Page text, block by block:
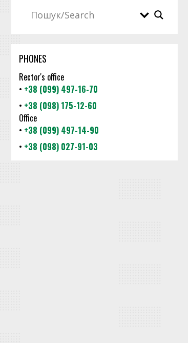
PHONES
Rector's office
• +38 (099) 497-16-70
• +38 (098) 175-12-60
Office
• +38 (099) 497-14-90
• +38 (098) 027-91-03